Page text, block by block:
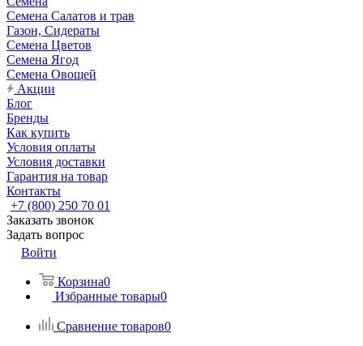
Семена Салатов и трав
Газон, Сидераты
Семена Цветов
Семена Ягод
Семена Овощей
Акции
Блог
Бренды
Как купить
Условия оплаты
Условия доставки
Гарантия на товар
Контакты
+7 (800) 250 70 01
Заказать звонок
Задать вопрос
Войти
Корзина0
Избранные товары0
Сравнение товаров0